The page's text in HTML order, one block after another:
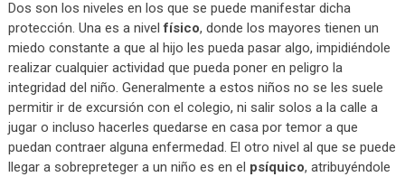
Dos son los niveles en los que se puede manifestar dicha
protección. Una es a nivelfísico, donde los mayores tienen un
miedo constante a que al hijo les pueda pasar algo, impidiéndole
realizar cualquier actividad que pueda poner en peligro la
integridad del niño. Generalmente a estos niños no se les suele
permitir ir de excursión con el colegio, ni salir solos a la calle a
jugar o incluso hacerles quedarse en casa por temor a que
puedan contraer alguna enfermedad. El otro nivel al que se puede
llegar a sobrepreteger a un niño es en el psíquico, atribuyéndole